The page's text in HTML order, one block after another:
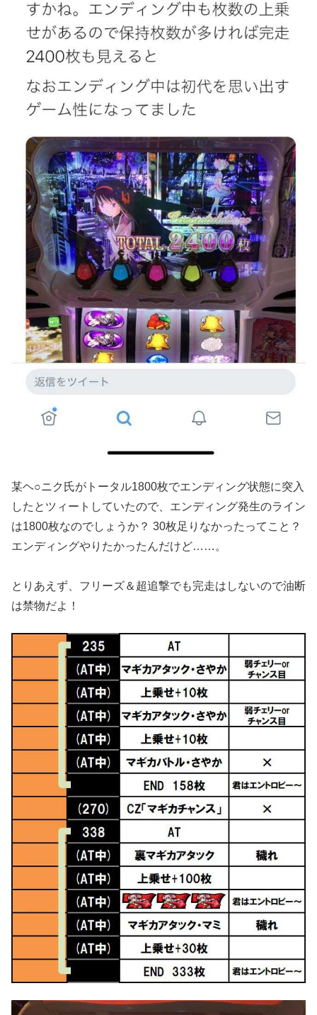
某ヘ○ニク氏がトータル1800枚でエンディング状態に突入
したとツィートしていたので、エンディング発生のライン
は1800枚なのでしょうか？ 30枚足りなかったってこと？
エンディングやりたかったんだけど……。
とりあえず、フリーズ＆超追撃でも完走はしないので油断
は禁物だよ！